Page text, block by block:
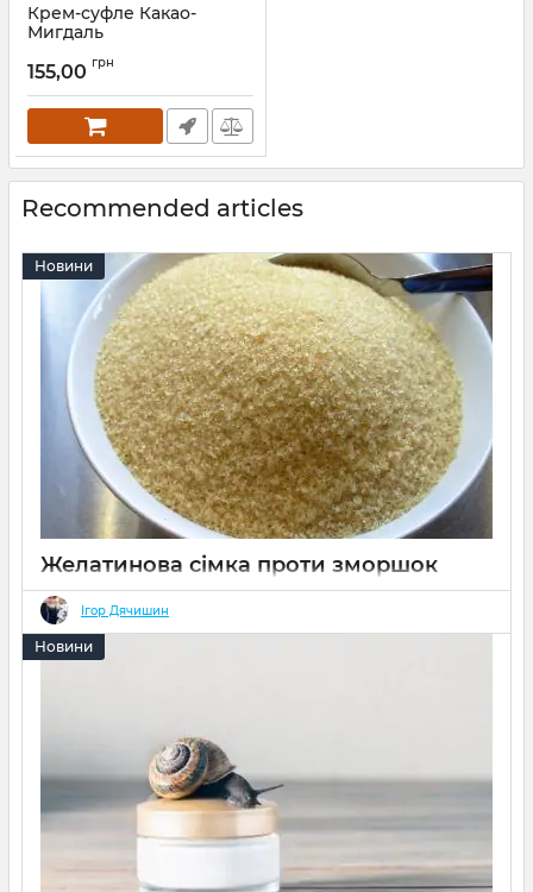
Крем-суфле Какао-
Мигдаль
155,00 грн
Recommended articles
Новини
Желатинова сімка проти зморшок
26 2022
Ігор Дячишин
Новини